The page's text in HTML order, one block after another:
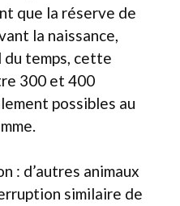
que la réserve de
la naissance,
du temps, cette
300 et 400
possibles au
: d’autres animaux
similaire de